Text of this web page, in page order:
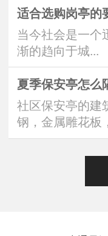
适合选购岗亭的
当今社会是一个
渐的趋向于城...
夏季保安亭怎么
社区保安亭的建
钢，金属雕花板